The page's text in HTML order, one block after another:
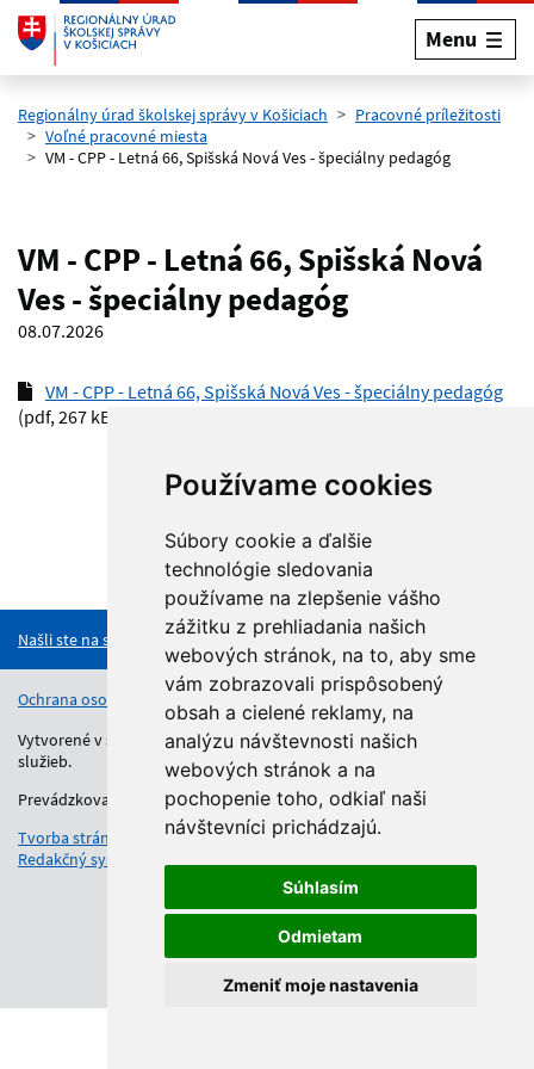
Používame cookies
Súbory cookie a ďalšie
technológie sledovania
používame na zlepšenie vášho
zážitku z prehliadania našich
webových stránok, na to, aby sme
vám zobrazovali prispôsobený
obsah a cielené reklamy, na
analýzu návštevnosti našich
webových stránok a na
pochopenie toho, odkiaľ naši
návštevníci prichádzajú.
Súhlasím
Odmietam
Zmeniť moje nastavenia
Preskočiť na hlavný obsah
Menu
Regionálny úrad školskej správy v Košiciach
Pracovné príležitosti
Voľné pracovné miesta
VM - CPP - Letná 66, Spišská Nová Ves - špeciálny pedagóg
VM - CPP - Letná 66, Spišská Nová
Ves - špeciálny pedagóg
08.07.2026
VM - CPP - Letná 66, Spišská Nová Ves - špeciálny pedagóg
(pdf, 267 kB)
Našli ste na stránke chybu?
Ochrana osobných údajov Vyhlásenie o prístupnosti Kontakt
Vytvorené v súlade s Jednotným dizajn manuálom elektronických
služieb.
Prevádzkovateľom služby je Regionálny úrad školskej správy.
Tvorba stránok
: Aglo Solutions
Redakčný systém